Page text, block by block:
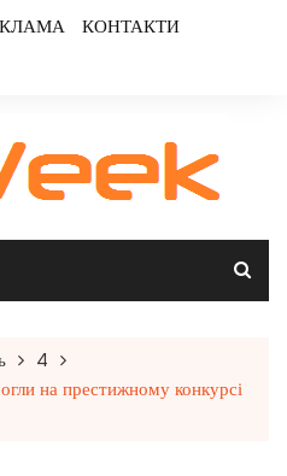
КОНТАКТИ
4
на престижному конкурсі